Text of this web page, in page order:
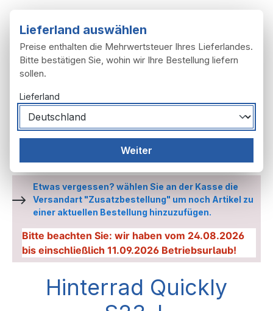
Räder
Etwas vergessen? wählen Sie an der Kasse die
Versandart "Zusatzbestellung" um noch Artikel zu
einer aktuellen Bestellung hinzuzufügen.
Bitte beachten Sie: wir haben vom 24.08.2026
bis einschließlich 11.09.2026 Betriebsurlaub!
Hinterrad Quickly
Lieferland auswählen
Preise enthalten die Mehrwertsteuer Ihres Lieferlandes.
Bitte bestätigen Sie, wohin wir Ihre Bestellung liefern
sollen.
Lieferland
Weiter